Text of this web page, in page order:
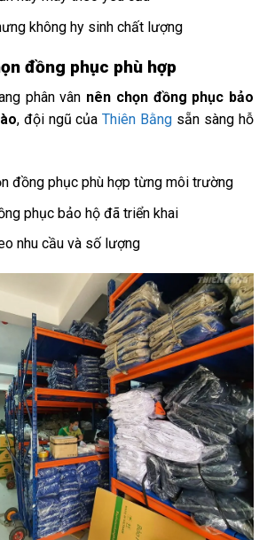
không hy sinh chất lượng
đồng phục phù hợp
phân vân nên chọn đồng phục bảo
, đội ngũ củaThiên Bằng sẵn sàng hỗ
đồng phục phù hợp từng môi trường
phục bảo hộ đã triển khai
nhu cầu và số lượng